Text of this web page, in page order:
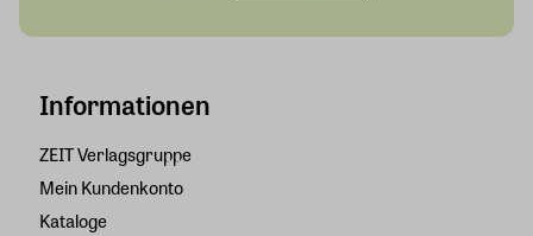
Informationen
ZEIT Verlagsgruppe
Mein Kundenkonto
Kataloge